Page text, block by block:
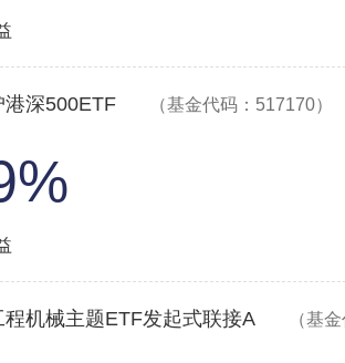
深500ETF （基金代码：517170）
机械主题ETF发起式联接A （基